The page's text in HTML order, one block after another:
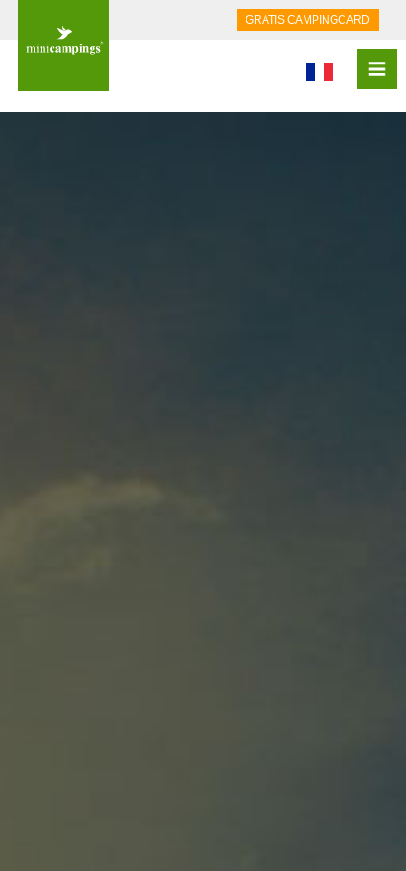
GRATIS CAMPINGCARD